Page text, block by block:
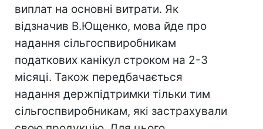
виплат на основні витрати. Як
відзначив В.Ющенко, мова йде про
надання сільгоспвиробникам
податкових канікул строком на 2-3
місяці. Також передбачається
надання держпідтримки тільки тим
сільгоспвиробникам, які застрахували